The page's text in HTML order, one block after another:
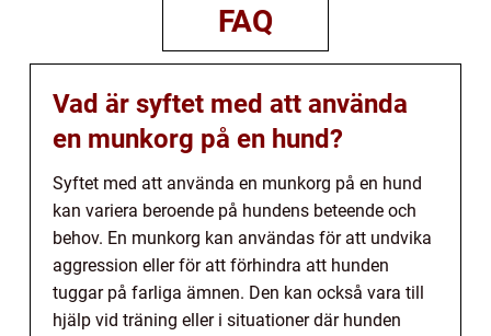
FAQ
Vad är syftet med att använda
en munkorg på en hund?
Syftet med att använda en munkorg på en hund
kan variera beroende på hundens beteende och
behov. En munkorg kan användas för att undvika
aggression eller för att förhindra att hunden
tuggar på farliga ämnen. Den kan också vara till
hjälp vid träning eller i situationer där hunden